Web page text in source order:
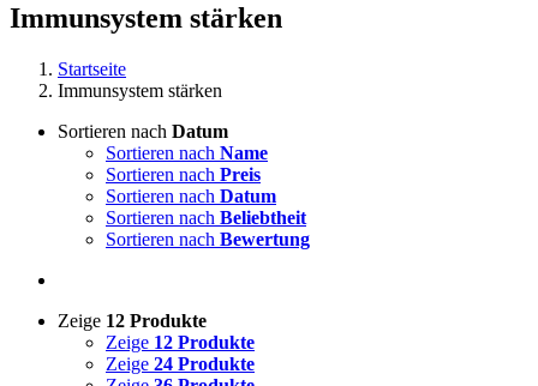
Immunsystem stärken
Startseite
Immunsystem stärken
Sortieren nach Datum
Sortieren nach Name
Sortieren nach Preis
Sortieren nach Datum
Sortieren nach Beliebtheit
Sortieren nach Bewertung
Zeige 12 Produkte
Zeige 12 Produkte
Zeige 24 Produkte